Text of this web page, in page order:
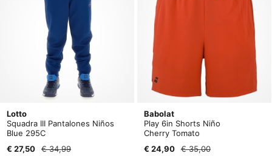
Lotto
Squadra III Pantalones Niños
Blue 295C
€ 27,50
€ 34,99
Babolat
Play 6in Shorts Niño
Cherry Tomato
€ 24,90
€ 35,00